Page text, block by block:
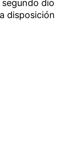
dio
disposición